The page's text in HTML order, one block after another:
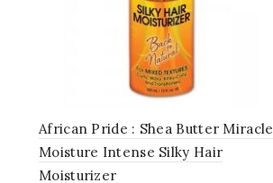
African Pride : Shea Butter Miracle
Moisture Intense Silky Hair
Moisturizer